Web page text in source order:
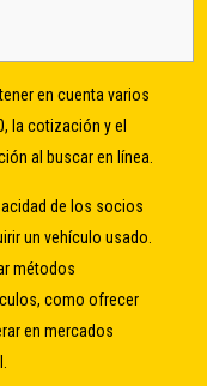
en cuenta varios
la cotización y el
al buscar en línea.
de los socios
un vehículo usado.
métodos
como ofrecer
en mercados